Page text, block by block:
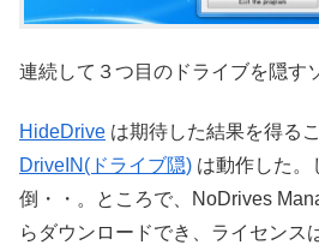
連続して３つ目のドライブを隠す
HideDrive は期待した結果を得る
DriveIN(ドライブ隠) は動作した。
倒・・。ところで、NoDrives
らダウンロードでき、ライセンス